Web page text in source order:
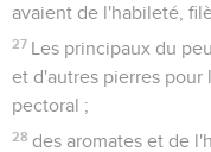
avaient de l'habileté,
27 Les principaux du
et d'autres pierres pour
pectoral ;
28 des aromates et de